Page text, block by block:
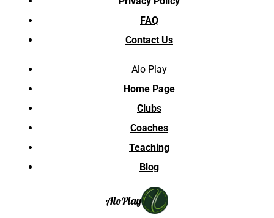
FAQ
Contact Us
Alo Play
Home Page
Clubs
Coaches
Teaching
Blog
AloPlay